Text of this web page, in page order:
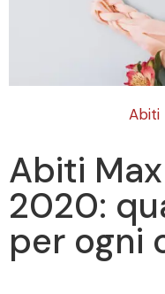
Abiti
Abiti
2020:
per ogni